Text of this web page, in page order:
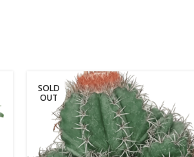
SOLD
OUT